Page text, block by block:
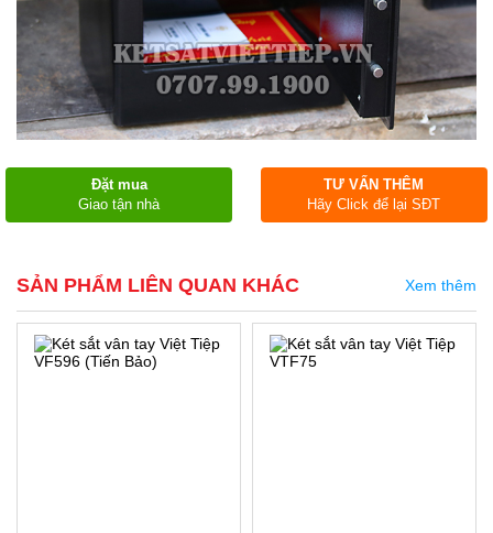
Đặt mua
Giao tận nhà
TƯ VẤN THÊM
Hãy Click để lại SĐT
SẢN PHẨM LIÊN QUAN KHÁC Xem thêm